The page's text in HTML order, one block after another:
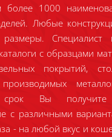
более 1000
Любые
Специалист
с образцами
покрытий,
срок Вы получите
с различными
- на любой вкус и